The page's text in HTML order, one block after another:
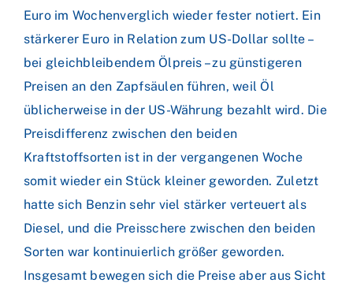
Euro im Wochenverglich wieder fester notiert. Ein
stärkerer Euro in Relation zum US-Dollar sollte –
bei gleichbleibendem Ölpreis – zu günstigeren
Preisen an den Zapfsäulen führen, weil Öl
üblicherweise in der US-Währung bezahlt wird. Die
Preisdifferenz zwischen den beiden
Kraftstoffsorten ist in der vergangenen Woche
somit wieder ein Stück kleiner geworden. Zuletzt
hatte sich Benzin sehr viel stärker verteuert als
Diesel, und die Preisschere zwischen den beiden
Sorten war kontinuierlich größer geworden.
Insgesamt bewegen sich die Preise aber aus Sicht